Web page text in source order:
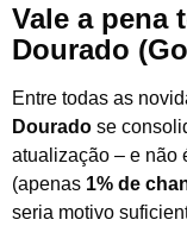
Vale a pena
Dourado
Entre todas as
Dourado se
atualização – e não
(apenas 1% de
seria motivo